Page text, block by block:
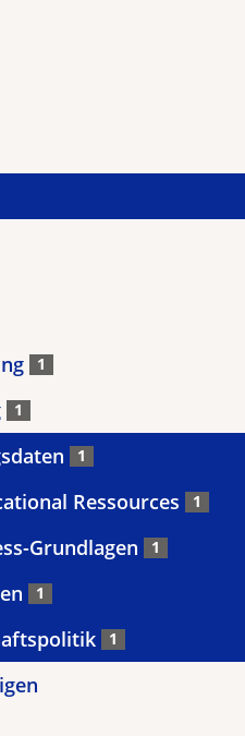
1
1
1
Ressources 1
Grundlagen 1
1
1